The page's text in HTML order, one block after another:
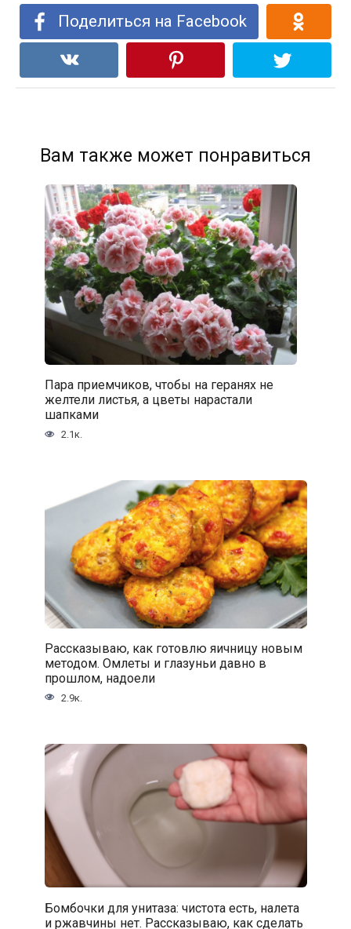
Поделиться на Facebook
Вам также может понравиться
Пара приемчиков, чтобы на геранях не
желтели листья, а цветы нарастали
шапками
2.1к.
Рассказываю, как готовлю яичницу новым
методом. Омлеты и глазуньи давно в
прошлом, надоели
2.9к.
Бомбочки для унитаза: чистота есть, налета
и ржавчины нет. Рассказываю, как сделать